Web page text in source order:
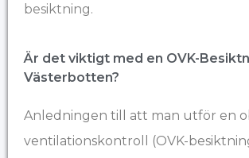
besiktning.
Är det viktigt med en OVK-
Västerbotten?
Anledningen till att man utför en
ventilationskontroll (OVK-